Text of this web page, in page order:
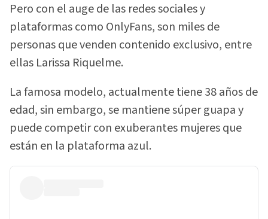
Pero con el auge de las redes sociales y
plataformas como OnlyFans, son miles de
personas que venden contenido exclusivo, entre
ellas Larissa Riquelme.
La famosa modelo, actualmente tiene 38 años de
edad, sin embargo, se mantiene súper guapa y
puede competir con exuberantes mujeres que
están en la plataforma azul.